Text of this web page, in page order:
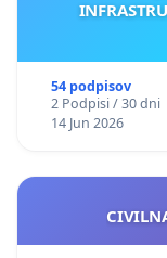
54 podpisov
2 Podpisi / 30 dni
14 Jun 2026